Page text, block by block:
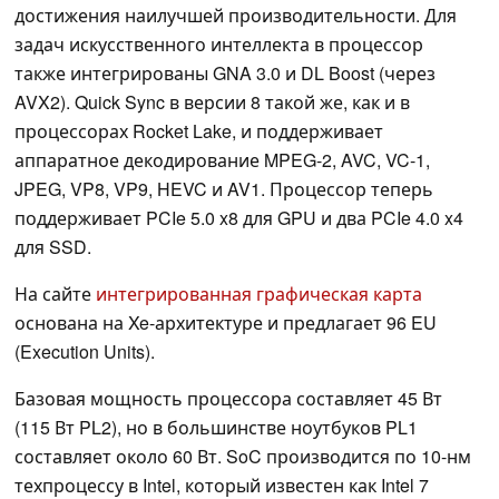
достижения наилучшей производительности. Для
задач искусственного интеллекта в процессор
также интегрированы GNA 3.0 и DL Boost (через
AVX2). Quick Sync в версии 8 такой же, как и в
процессорах Rocket Lake, и поддерживает
аппаратное декодирование MPEG-2, AVC, VC-1,
JPEG, VP8, VP9, HEVC и AV1. Процессор теперь
поддерживает PCIe 5.0 x8 для GPU и два PCIe 4.0 x4
для SSD.
На сайте интегрированная графическая карта
основана на Xe-архитектуре и предлагает 96 EU
(Execution Units).
Базовая мощность процессора составляет 45 Вт
(115 Вт PL2), но в большинстве ноутбуков PL1
составляет около 60 Вт. SoC производится по 10-нм
техпроцессу в Intel, который известен как Intel 7